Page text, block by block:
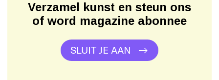
Verzamel kunst en steun ons
of word magazine abonnee
SLUIT JE AAN